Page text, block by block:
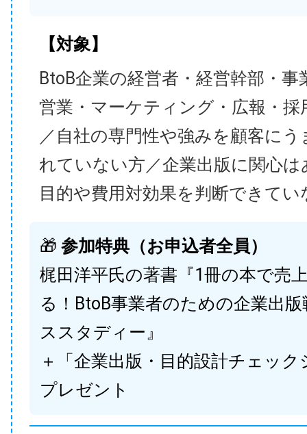
【対象】
BtoB企業の経営者・経営幹部・事
営業・マーケティング・広報・採
／自社の専門性や強みを顧客に
れていない方／企業出版に関心
目的や費用対効果を判断できてい
🎁 参加特典（お申込者全員）
梶田洋平氏の著書『1冊の本で売
る！BtoB事業者のための企業出
ススタディー』
＋「企業出版・目的設計チェック
プレゼント